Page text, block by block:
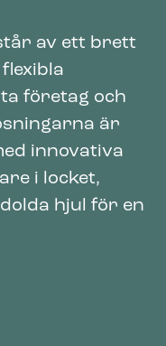
av ett brett
företag och
är
innovativa
i locket,
hjul för en